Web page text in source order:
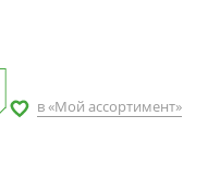
в «Мой ассортимент»